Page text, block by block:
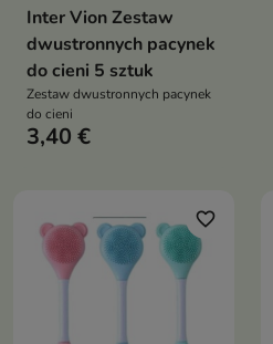
Inter Vion Zestaw
dwustronnych pacynek
do cieni 5 sztuk
Zestaw dwustronnych pacynek
do cieni
3,40 €
favorite_border